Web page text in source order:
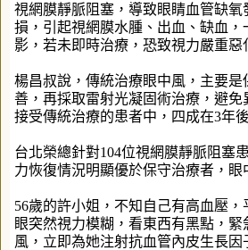
視網膜靜脈阻塞，導致眼睛血管缺
損，引起視網膜水腫、出血、缺血
影，若未即時治療，恐致視力嚴重惡
楊昌叔說，傳統治療眼中風，主要
善，再採取雷射光凝固術治療，避
接受傳統治療的患者中，四成在3年
台北榮總針對104位視網膜靜脈阻塞
力恢復情況明顯優於保守治療者，
56歲的許小姐，不知自己有高血壓
眼突然視力模糊，看東西有黑點，
風，立即為她注射抗血管內皮生長